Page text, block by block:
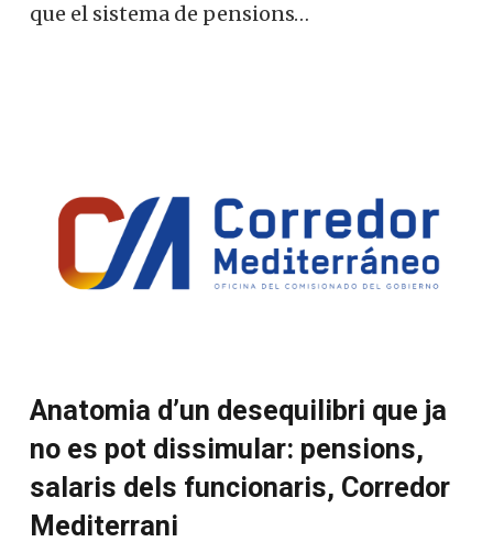
que el sistema de pensions…
Anatomia d’un desequilibri que ja
no es pot dissimular: pensions,
salaris dels funcionaris, Corredor
Mediterrani